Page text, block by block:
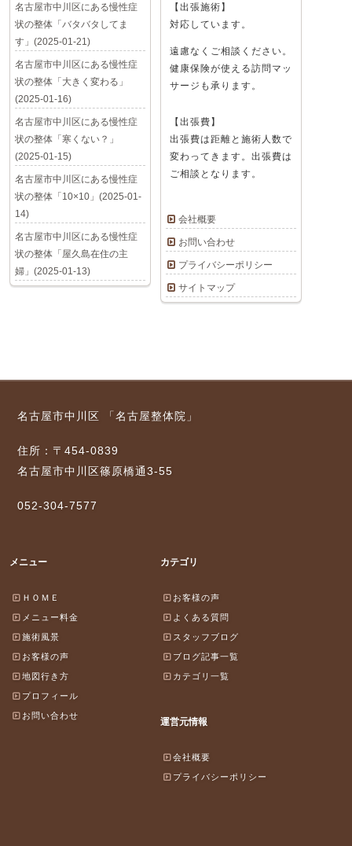
【出張施術】
対応しています。
遠慮なくご相談ください。
健康保険が使える訪問マッ
サージも承ります。
【出張費】
出張費は距離と施術人数で
変わってきます。出張費は
ご相談となります。
会社概要
お問い合わせ
プライバシーポリシー
サイトマップ
名古屋市中川区にある慢性症
状の整体「バタバタしてま
す」(2025-01-21)
名古屋市中川区にある慢性症
状の整体「大きく変わる」
(2025-01-16)
名古屋市中川区にある慢性症
状の整体「寒くない？」
(2025-01-15)
名古屋市中川区にある慢性症
状の整体「10×10」(2025-01-
14)
名古屋市中川区にある慢性症
状の整体「屋久島在住の主
婦」(2025-01-13)
名古屋市中川区 「名古屋整体院」
住所：〒454-0839
名古屋市中川区篠原橋通3-55
052-304-7577
メニュー
ＨＯＭＥ
メニュー料金
施術風景
お客様の声
地図行き方
プロフィール
お問い合わせ
カテゴリ
お客様の声
よくある質問
スタッフブログ
ブログ記事一覧
カテゴリ一覧
運営元情報
会社概要
プライバシーポリシー